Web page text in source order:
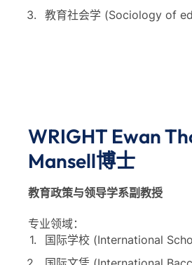
教育社会学 (Sociology of
WRIGHT Ewan
Mansell博士
教育政策与领导学系副教授
专业领域：
国际学校 (International